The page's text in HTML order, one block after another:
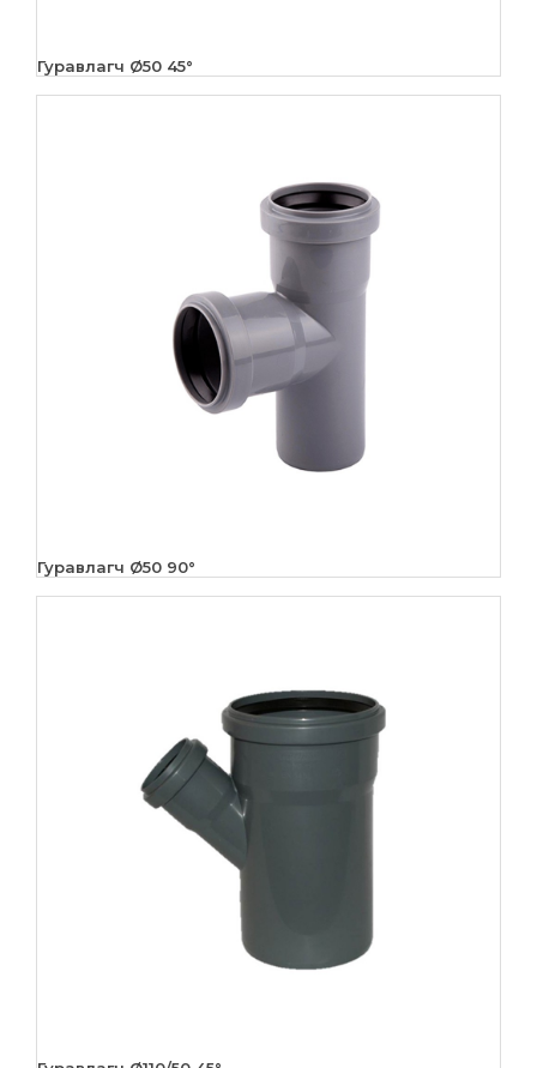
Гуравлагч Ø50 45°
Гуравлагч Ø50 90°